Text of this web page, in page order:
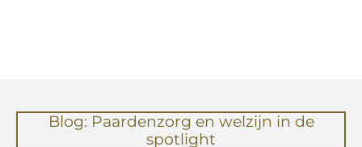
Blog: Paardenzorg en welzijn in de
spotlight